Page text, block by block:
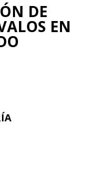
DE
EN